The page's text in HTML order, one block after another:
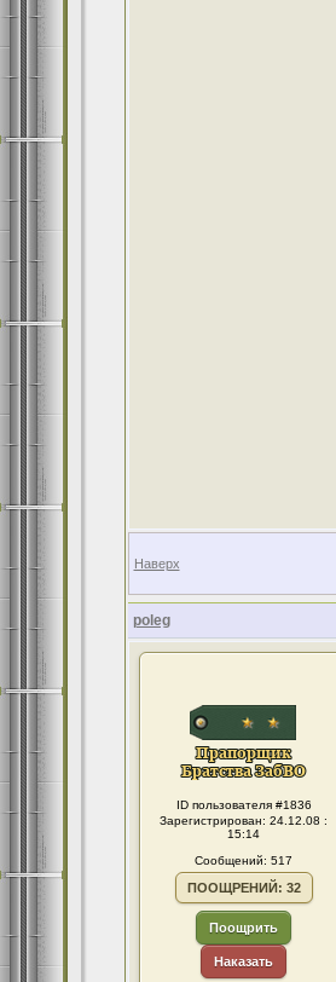
Наверх
poleg
ID пользователя #1836
Зарегистрирован: 24.12.08 :
15:14
Сообщений: 517
ПООЩРЕНИЙ: 32
Поощрить
Наказать